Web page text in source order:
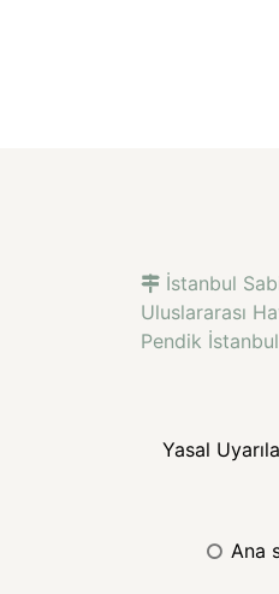
İstanbul
Uluslararası
Pendik
Yasal
ana